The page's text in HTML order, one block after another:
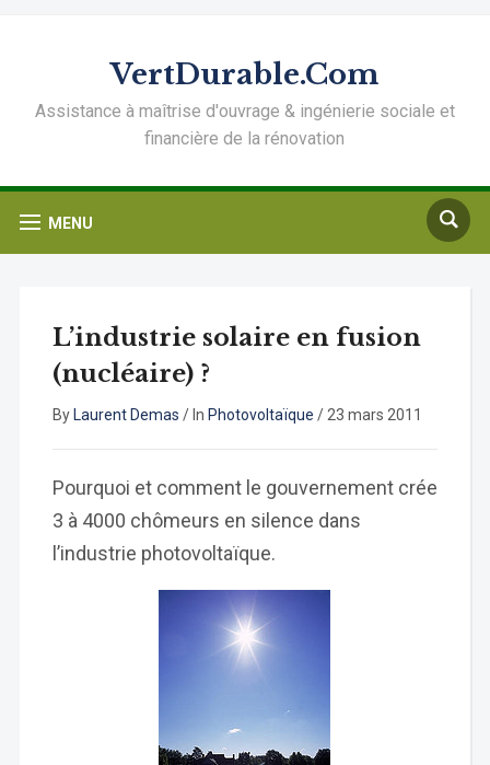
VertDurable.Com
Assistance à maîtrise d'ouvrage & ingénierie sociale et
financière de la rénovation
MENU
L’industrie solaire en fusion
(nucléaire) ?
By Laurent Demas / In Photovoltaïque / 23 mars 2011
Pourquoi et comment le gouvernement crée
3 à 4000 chômeurs en silence dans
l’industrie photovoltaïque.